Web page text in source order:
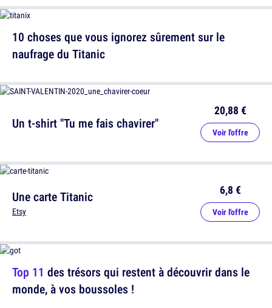
10 choses que vous ignorez sûrement sur le
naufrage du Titanic
Top 11 des trésors qui restent à découvrir dans le
monde, à vos boussoles !
Un t-shirt "Tu me fais chavirer"
20,88 €
Voir l'offre
Une carte Titanic
Etsy
6,8 €
Voir l'offre